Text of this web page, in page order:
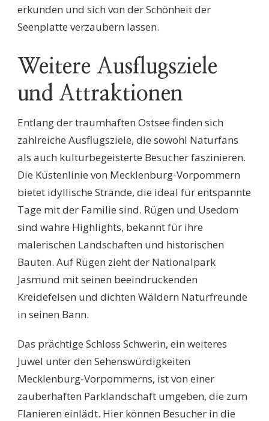
erkunden und sich von der Schönheit der
Seenplatte verzaubern lassen.
Weitere Ausflugsziele
und Attraktionen
Entlang der traumhaften Ostsee finden sich
zahlreiche Ausflugsziele, die sowohl Naturfans
als auch kulturbegeisterte Besucher faszinieren.
Die Küstenlinie von Mecklenburg-Vorpommern
bietet idyllische Strände, die ideal für entspannte
Tage mit der Familie sind. Rügen und Usedom
sind wahre Highlights, bekannt für ihre
malerischen Landschaften und historischen
Bauten. Auf Rügen zieht der Nationalpark
Jasmund mit seinen beeindruckenden
Kreidefelsen und dichten Wäldern Naturfreunde
in seinen Bann.
Das prächtige Schloss Schwerin, ein weiteres
Juwel unter den Sehenswürdigkeiten
Mecklenburg-Vorpommerns, ist von einer
zauberhaften Parklandschaft umgeben, die zum
Flanieren einlädt. Hier können Besucher in die